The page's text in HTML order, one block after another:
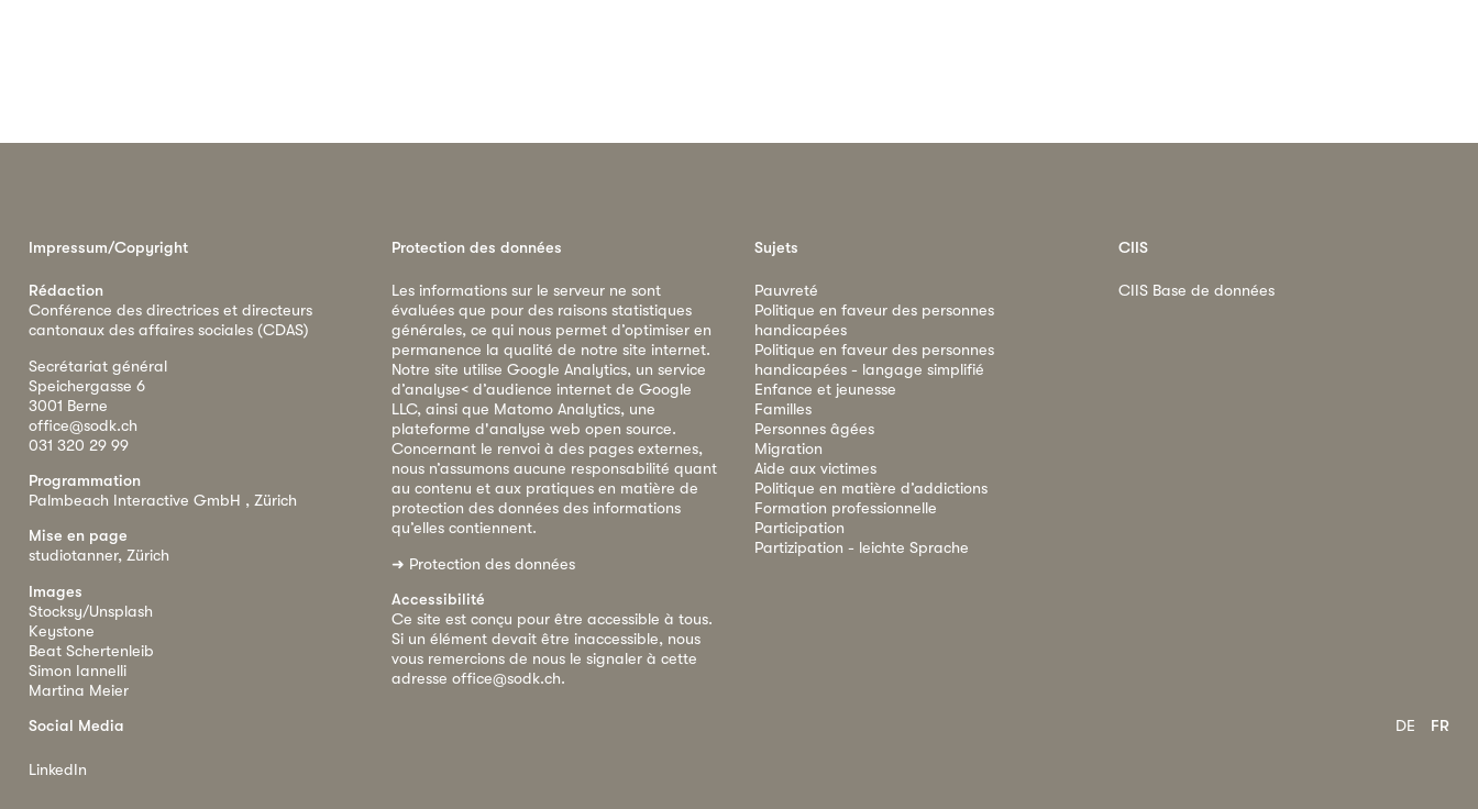
Impressum/Copyright
Rédaction
Conférence des directrices et directeurs
cantonaux des affaires sociales (CDAS)
Secrétariat général
Speichergasse 6
3001 Berne
office@sodk.ch
031 320 29 99
Programmation
Palmbeach Interactive GmbH , Zürich
Mise en page
studiotanner, Zürich
Images
Stocksy/Unsplash
Keystone
Beat Schertenleib
Simon Iannelli
Martina Meier
Protection des données
Les informations sur le serveur ne sont
évaluées que pour des raisons statistiques
générales, ce qui nous permet d’optimiser en
permanence la qualité de notre site internet.
Notre site utilise Google Analytics, un service
d’analyse< d’audience internet de Google
LLC, ainsi que Matomo Analytics, une
plateforme d'analyse web open source.
Concernant le renvoi à des pages externes,
nous n’assumons aucune responsabilité quant
au contenu et aux pratiques en matière de
protection des données des informations
qu’elles contiennent.
➜ Protection des données
Accessibilité
Ce site est conçu pour être accessible à tous.
Si un élément devait être inaccessible, nous
vous remercions de nous le signaler à cette
adresseoffice@sodk.ch.
Sujets
Pauvreté
Politique en faveur des personnes
handicapées
Politique en faveur des personnes
handicapées - langage simplifié
Enfance et jeunesse
Familles
Personnes âgées
Migration
Aide aux victimes
Politique en matière d’addictions
Formation professionnelle
Participation
Partizipation - leichte Sprache
CIIS
CIIS Base de données
Social Media
LinkedIn
DE FR